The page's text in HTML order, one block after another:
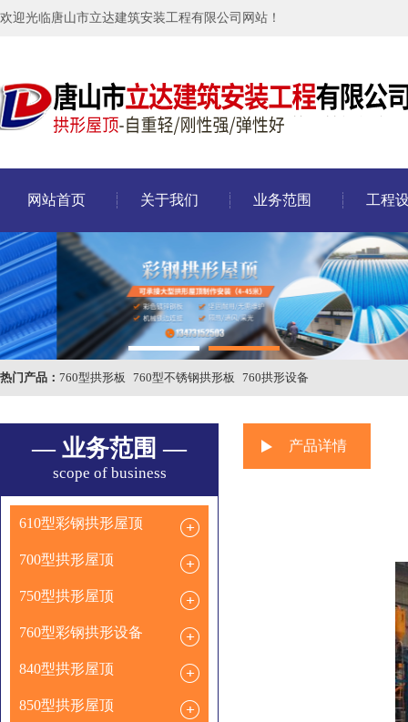
欢迎光临唐山市立达建筑安装工程有限公司网站！
网站首页 关于我们 业务范围 工程
热门产品： 760型拱形板 760型不锈钢拱形板 760拱形设备
— 业务范围 —
scope of business
610型彩钢拱形屋顶
700型拱形屋顶
750型拱形屋顶
760型彩钢拱形设备
840型拱形屋顶
850型拱形屋顶
产品详情